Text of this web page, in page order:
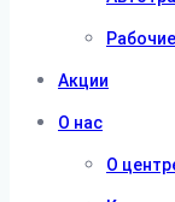
Акции
О нас
О